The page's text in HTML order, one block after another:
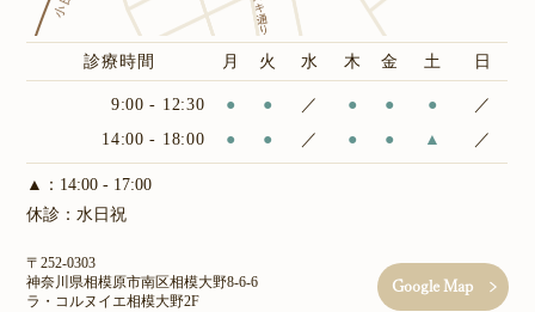
診療時間 月 火 水 木 金 土 日
9:00 - 12:30 ● ● ／ ● ● ●
／
14:00 - 18:00
● ● ／ ● ● ▲ ／
▲：14:00 - 17:00
休診：水日祝
〒252-0303
神奈川県相模原市南区相模大野8-6-6
ラ・コルヌイエ相模大野2F
Google Map